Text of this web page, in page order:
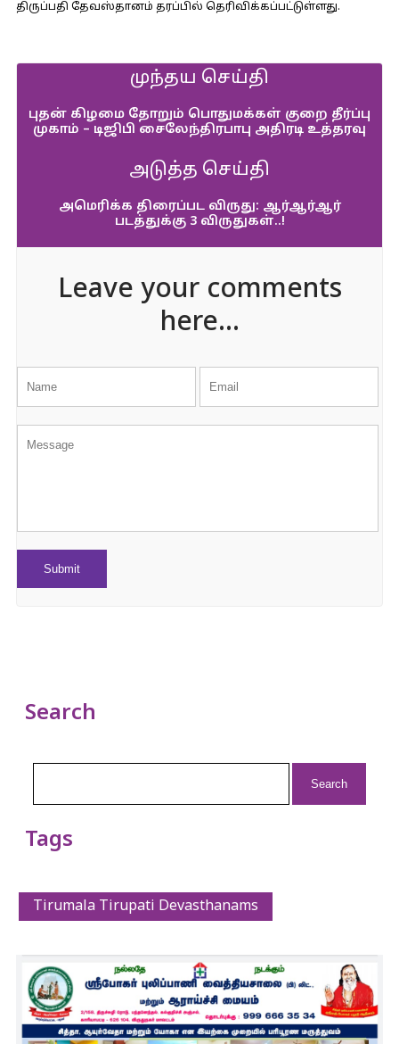
திருப்பதி தேவஸ்தானம் தரப்பில் தெரிவிக்கப்பட்டுள்ளது.
முந்தய செய்தி
புதன் கிழமை தோறும் பொதுமக்கள் குறை தீர்ப்பு
முகாம் – டிஜிபி சைலேந்திரபாபு அதிரடி உத்தரவு
அடுத்த செய்தி
அமெரிக்க திரைப்பட விருது: ஆர்ஆர்ஆர்
படத்துக்கு 3 விருதுகள்..!
Leave your comments
here...
Search
Tags
Tirumala Tirupati Devasthanams